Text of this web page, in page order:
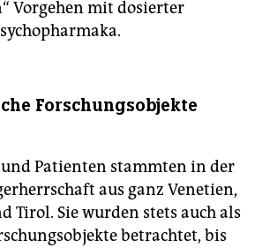
Vorgehen mit dosierter
Forschungsobjekte
Patienten stammten in der
aus ganz Venetien,
Tirol. Sie wurden stets auch als
betrachtet, bis